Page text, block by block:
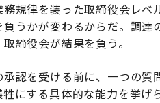
規律を装った取締役会レ
うかが変わるからだ。調
締役会が結果を負う。
認を受ける前に、一つの質
にする具体的な能力を挙げ